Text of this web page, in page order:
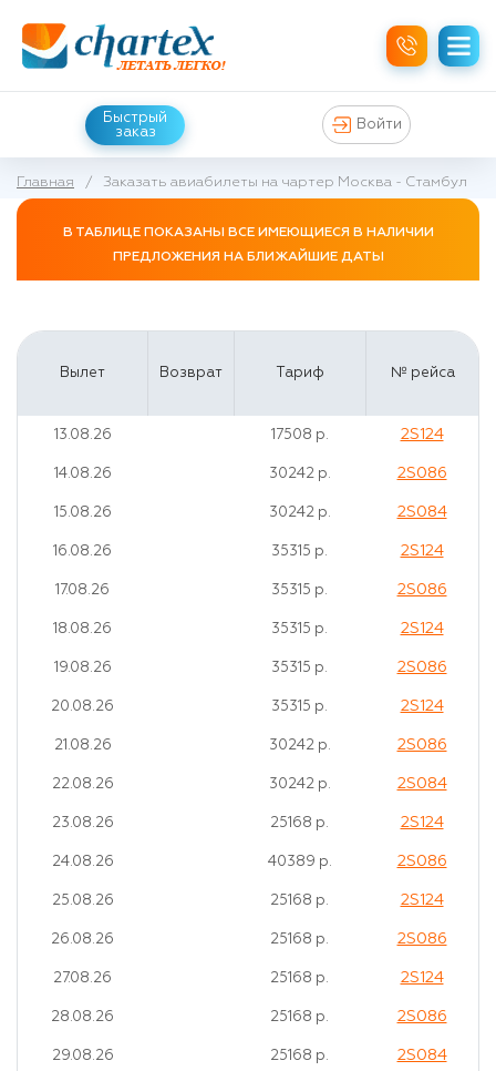
Быстрый
заказ
Войти
Главная / Заказать авиабилеты на чартер Москва - Стамбул
В ТАБЛИЦЕ ПОКАЗАНЫ ВСЕ ИМЕЮЩИЕСЯ В НАЛИЧИИ
ПРЕДЛОЖЕНИЯ НА БЛИЖАЙШИЕ ДАТЫ
Вылет Возврат Тариф № рейса
13.08.26 17508 р. 2S124
14.08.26 30242 р. 2S086
15.08.26 30242 р. 2S084
16.08.26 35315 р. 2S124
17.08.26 35315 р. 2S086
18.08.26 35315 р. 2S124
19.08.26 35315 р. 2S086
20.08.26 35315 р. 2S124
21.08.26 30242 р. 2S086
22.08.26 30242 р. 2S084
23.08.26 25168 р. 2S124
24.08.26 40389 р. 2S086
25.08.26 25168 р. 2S124
26.08.26 25168 р. 2S086
27.08.26 25168 р. 2S124
28.08.26 25168 р. 2S086
29.08.26 25168 р. 2S084